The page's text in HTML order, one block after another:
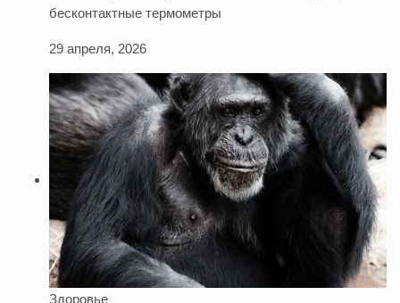
бесконтактные термометры
29 апреля, 2026
Здоровье